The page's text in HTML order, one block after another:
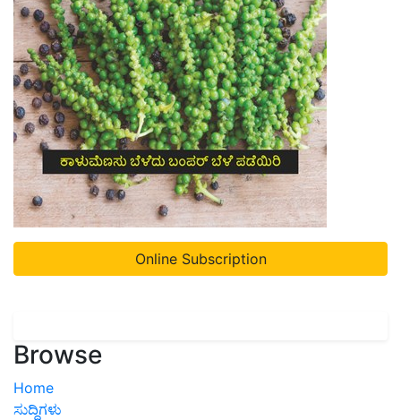
Online Subscription
Browse
Home
ಸುದ್ದಿಗಳು